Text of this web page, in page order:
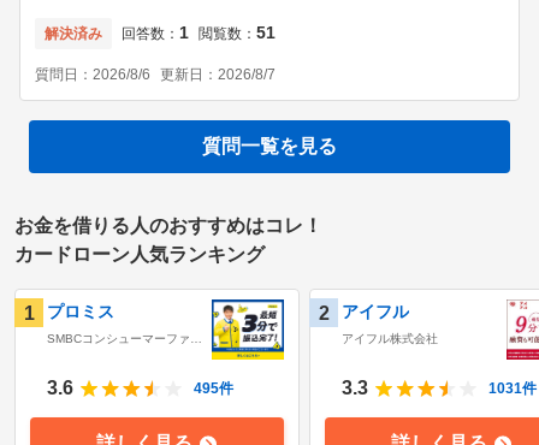
解決済み 回答数： 1 閲覧数： 51
質問日： 2026/8/6 更新日： 2026/8/7
質問一覧を見る
お金を借りる人のおすすめはコレ！
カードローン人気ランキング
1 プロミス
SMBCコンシューマーファイ
3.6 495件
2 アイフル
アイフル株式会社
3.3 1031件